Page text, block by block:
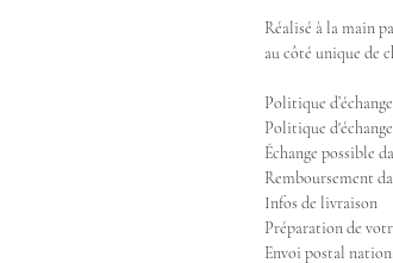
Réalisé à la main
au côté unique de
Politique d’échange
Politique
Échange possible
Remboursement
Infos de livraison
Préparation de
Envoi postal